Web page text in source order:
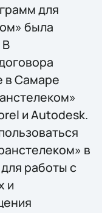
для
была
в Самаре
и Autodesk.
в
работы с
и